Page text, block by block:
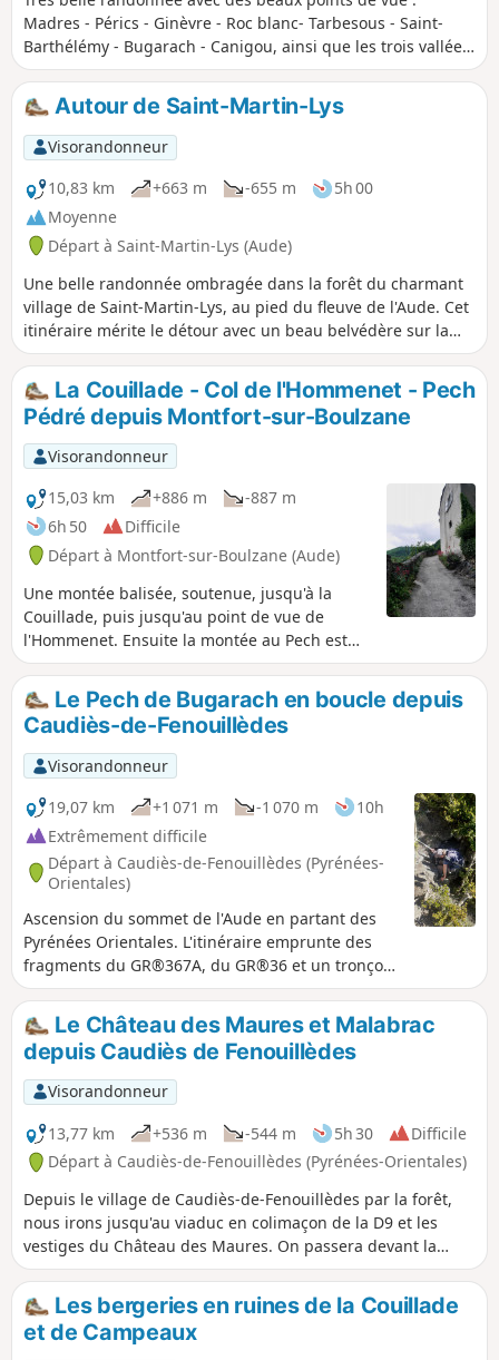
Madres - Pérics - Ginèvre - Roc blanc- Tarbesous - Saint-
Barthélémy - Bugarach - Canigou, ainsi que les trois vallées
et le château de Puymaurens. Attention, cheminement en
bordure de falaise, à éviter par fort vent et temps de pluie.
Autour de Saint-Martin-Lys
Visorandonneur
10,83 km
+663 m -655 m
5h 00
Moyenne
Départ à Saint-Martin-Lys (Aude)
Une belle randonnée ombragée dans la forêt du charmant
village de Saint-Martin-Lys, au pied du fleuve de l'Aude. Cet
itinéraire mérite le détour avec un beau belvédère sur la
Vallée d'Axat en début de parcours.
La Couillade - Col de l'Hommenet - Pech
Pédré depuis Montfort-sur-Boulzane
Visorandonneur
15,03 km
+886 m
-887 m
6h 50
Difficile
Départ à Montfort-sur-Boulzane (Aude)
Une montée balisée, soutenue, jusqu'à la
Couillade, puis jusqu'au point de vue de
l'Hommenet. Ensuite la montée au Pech est
très raide. De vastes paysages encore
entretenus et pacagés. Retour découverte du
Bois de l'Orri, de grands pacages encore
utilisés. Après l'antenne, un charmant chemin
enherbé ramène au village. Randonnée sur
de bons chemins balisés, des chemins
forestiers et un bout de piste carrossable. =>
La trace gpx peut s'avérer utile. => Des
nouveaux balisages bizarres sont apparus et
prêtent à confusion, aux bifurcations.
Le Pech de Bugarach en boucle depuis
Caudiès-de-Fenouillèdes
Visorandonneur
19,07 km
+1 071 m -1 070 m
10h
Extrêmement difficile
Départ à Caudiès-de-Fenouillèdes (Pyrénées-
Orientales)
Ascension du sommet de l'Aude en partant des
Pyrénées Orientales. L'itinéraire emprunte des
fragments du GR®367A, du GR®36 et un tronçon
non balisé sur l'arête Sud-Est du Pech de
Bugarach. ⚠️ Bien tenir compte des difficultés
rencontrées sur de circuit difficile entre (10) et
(15).
Le Château des Maures et Malabrac
depuis Caudiès de Fenouillèdes
Visorandonneur
13,77 km
+536 m -544 m 5h 30
Difficile
Départ à Caudiès-de-Fenouillèdes (Pyrénées-Orientales)
Depuis le village de Caudiès-de-Fenouillèdes par la forêt,
nous irons jusqu'au viaduc en colimaçon de la D9 et les
vestiges du Château des Maures. On passera devant la
plaque commémorative de l'arrêt pause déjeuner du duc et
la duchesse d'Orléans, fils de Louis-Philippe Ier, puis
direction le hameau abandonné de Malabrac.
Les bergeries en ruines de la Couillade
et de Campeaux